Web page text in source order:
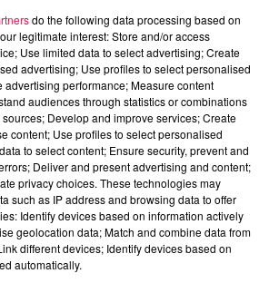
Dj mix
by Lucas GLVL
h
- THE HOUR OF
do the following data processing based on
legitimate interest: Store and/or access
Use limited data to select advertising; Create
advertising; Use profiles to select personalised
advertising performance; Measure content
audiences through statistics or combinations
Develop and improve services; Create
content; Use profiles to select personalised
to select content; Ensure security, prevent and
Deliver and present advertising and content;
privacy choices. These technologies may
such as IP address and browsing data to offer
Identify devices based on information actively
geolocation data; Match and combine data from
different devices; Identify devices based on
automatically.